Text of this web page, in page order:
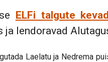
ELFi talgute
lendoravad
Laelatu ja Nedrema